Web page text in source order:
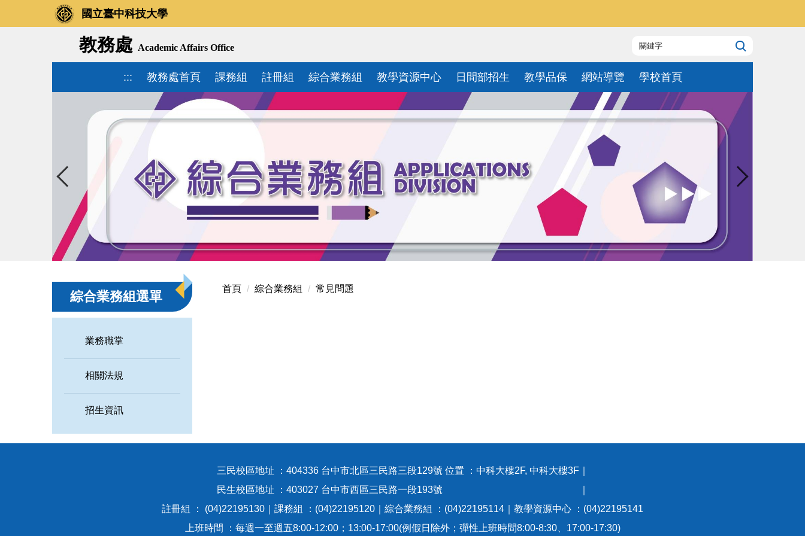
國立臺中科技大學
教務處 Academic Affairs Office
::: 教務處首頁 課務組 註冊組 綜合業務組 教學資源中心 日間部招生 教學品保 網站導覽 學校首頁
綜合業務組選單
業務職掌
相關法規
招生資訊
首頁 綜合業務組 常見問題
三民校區地址 ：404336 台中市北區三民路三段129號 位置 ：中科大樓2F, 中科大樓3F｜
民生校區地址 ：403027 台中市西區三民路一段193號 ｜
註冊組 ： (04)22195130｜課務組 ：(04)22195120｜綜合業務組 ：(04)22195114｜教學資源中心 ：(04)22195141
上班時間 ：每週一至週五8:00-12:00；13:00-17:00(例假日除外；彈性上班時間8:00-8:30、17:00-17:30)